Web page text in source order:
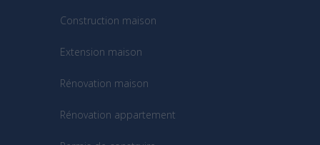
Construction maison
Extension maison
Rénovation maison
Rénovation appartement